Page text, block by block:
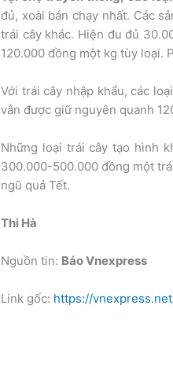
đủ, xoài bán chạy nhất. Các
trái cây khác. Hiện đu đủ
120.000 đồng một kg tùy loại.
Với trái cây nhập khẩu, các
vẫn được giữ nguyên quanh
Những loại trái cây tạo hình
300.000-500.000 đồng một
ngũ quả Tết.
Thi Hà
Nguồn tin: Báo Vnexpress
Link gốc: https://